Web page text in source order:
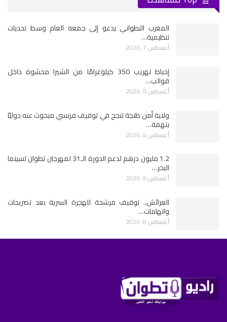
المغرب التطواني يدعو إلى جمعه العام وسط تحديات
تنظيمية…
أغسطس 7, 2026
إحباط تهريب 350 كيلوغرامًا من الشيرا محشوة داخل
قوالب…
أغسطس 5, 2026
ولاية أمن طنجة تنجح في توقيف فرنسي مبحوث عنه دوليًا
بتهمة…
أغسطس 4, 2026
1.2 مليون درهم لدعم الدورة الـ31 لمهرجان تطوان لسينما
البحر…
أغسطس 6, 2026
العرائش.. توقيف مرشحة للهجرة السرية بعد تصريحات
واتهامات…
أغسطس 8, 2026